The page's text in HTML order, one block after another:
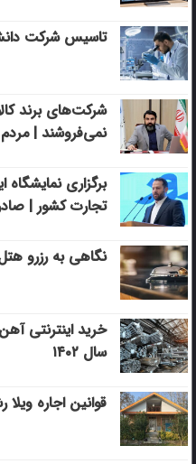
تاسیس شرکت
شرکت‌های برند
نمی‌فروشند |
برگزاری نمایشگاه
تجارت کشور |
نگاهی به رزرو
خرید اینترنتی
سال ۱۴۰۲
قوانین اجاره ویلا